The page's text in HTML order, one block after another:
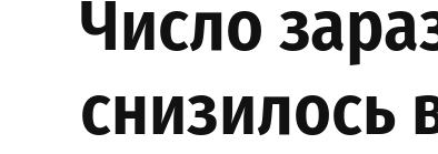
Число
снизилось